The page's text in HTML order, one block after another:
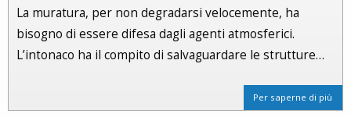
La muratura, per non degradarsi velocemente, ha
bisogno di essere difesa dagli agenti atmosferici.
L’intonaco ha il compito di salvaguardare le strutture…
Per saperne di più